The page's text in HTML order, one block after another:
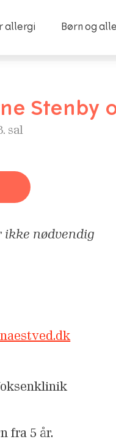
allergi Børn og
Stenby
sal
ikke nødvendig
fra 5 år.